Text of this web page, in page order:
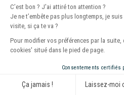
C’est bon ? J'ai attiré ton attention ?
Je ne t’embête pas plus longtemps, je
visite, si ça te va ?
Pour modifier vos préférences par la
cookies' situé dans le pied de page.
Consentements certifiés
Ça jamais ! Laissez-moi